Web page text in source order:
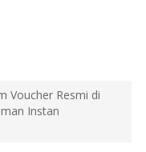
Voucher Resmi di
Instan